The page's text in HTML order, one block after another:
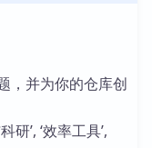
，并为你的仓库创
研’, ‘效率工具’,